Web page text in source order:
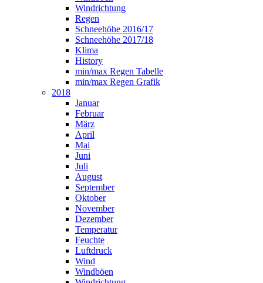
Windrichtung
Regen
Schneehöhe 2016/17
Schneehöhe 2017/18
Klima
History
min/max Regen Tabelle
min/max Regen Grafik
2018
Januar
Februar
März
April
Mai
Juni
Juli
August
September
Oktober
November
Dezember
Temperatur
Feuchte
Luftdruck
Wind
Windböen